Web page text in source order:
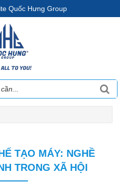
Quốc Hưng Group
TẠO MÁY: NGHỀ
TRONG XÃ HỘI